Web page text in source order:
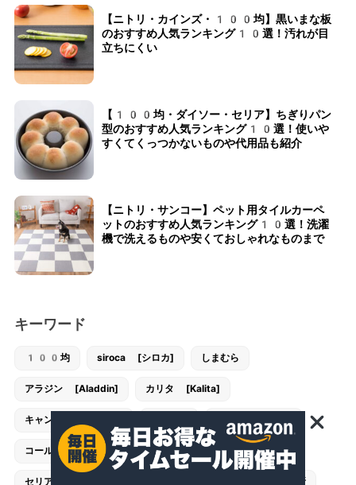
【ニトリ・カインズ・100均】黒いまな板
のおすすめ人気ランキング10選！汚れが目
立ちにくい
【100均・ダイソー・セリア】ちぎりパン
型のおすすめ人気ランキング10選！使いや
すくてくっつかないものや代用品も紹介
【ニトリ・サンコー】ペット用タイルカーペ
ットのおすすめ人気ランキング10選！洗濯
機で洗えるものや安くておしゃれなものまで
キーワード
100均 siroca [シロカ] しまむら
アラジン [Aladdin] カリタ [Kalita]
キャンドゥ [CanDo] コンビ [combi]
コールマン [Coleman] スタンレー [STANLEY]
セリア [Seria] トイレ・洗面所